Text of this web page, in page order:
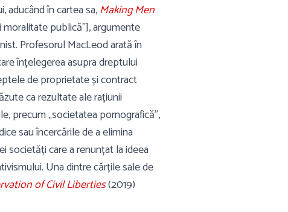
în cartea sa,Making Men
publică”], argumente
Profesorul MacLeod arată în
înțelegerea asupra dreptului
de proprietate și contract
ca rezultate ale rațiunii
precum „societatea pornografică”,
sau încercările de a elimina
societăți care a renunțat la ideea
Una dintre cărțile sale de
of Civil Liberties(2019)